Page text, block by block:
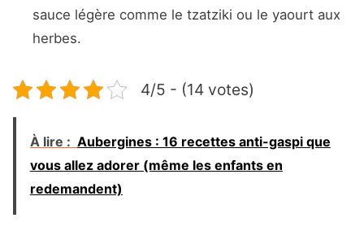
sauce légère comme le tzatziki ou le yaourt aux
herbes.
4/5 - (14 votes)
À lire : Aubergines : 16 recettes anti-gaspi que
vous allez adorer (même les enfants en
redemandent)